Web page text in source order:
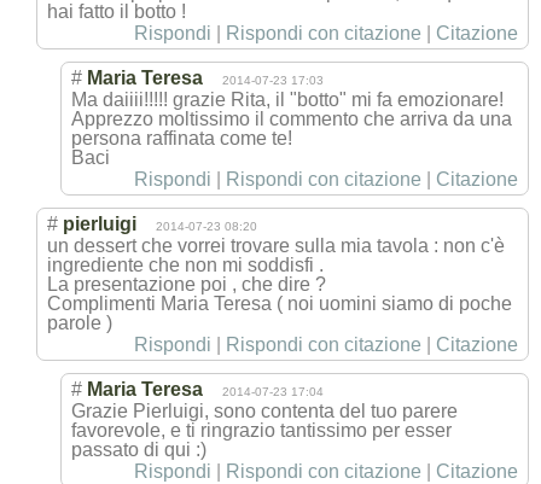
hai fatto il botto !
Rispondi
Rispondi con citazione Citazione
# Maria Teresa 2014-07-23 17:03
Ma daiiii!!!!! grazie Rita, il "botto" mi fa emozionare!
Apprezzo moltissimo il commento che arriva da una
persona raffinata come te!
Baci
Rispondi
Rispondi con citazione Citazione
# pierluigi 2014-07-23 08:20
un dessert che vorrei trovare sulla mia tavola : non c'è
ingrediente che non mi soddisfi .
La presentazione poi , che dire ?
Complimenti Maria Teresa ( noi uomini siamo di poche
parole )
Rispondi
Rispondi con citazione Citazione
# Maria Teresa 2014-07-23 17:04
Grazie Pierluigi, sono contenta del tuo parere
favorevole, e ti ringrazio tantissimo per esser
passato di qui :)
Rispondi
Rispondi con citazione Citazione